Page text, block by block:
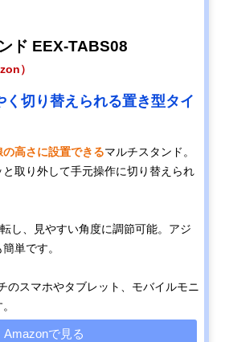
ド EEX-TABS08
）
く切り替えられる置き型タイ
高さに設置できるマルチスタンド。
取り外して手元操作に切り替えられ
し、見やすい角度に調節可能。アジ
単です。
のスマホやタブレット、モバイルモニ
Amazonで見る